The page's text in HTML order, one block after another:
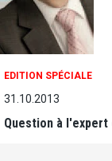
EDITION SPÉCIALE
31.10.2013
Question à l'expert